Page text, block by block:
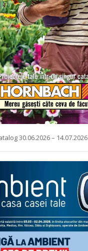
30.06.2026 – 14.07.2026